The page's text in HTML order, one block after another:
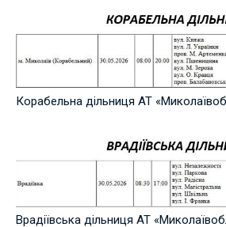
Корабельна дільниця АТ
Врадіївська дільниця АТ